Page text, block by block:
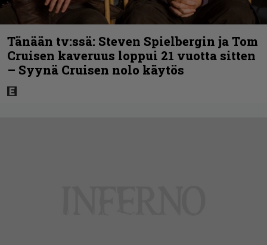
Tänään tv:ssä: Steven Spielbergin ja Tom
Cruisen kaveruus loppui 21 vuotta sitten
– Syynä Cruisen nolo käytös